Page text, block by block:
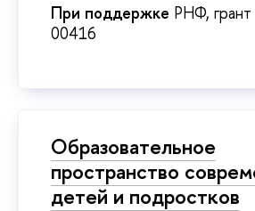
При поддержке РНФ,
00416
Образовательное
пространство
детей и подростков